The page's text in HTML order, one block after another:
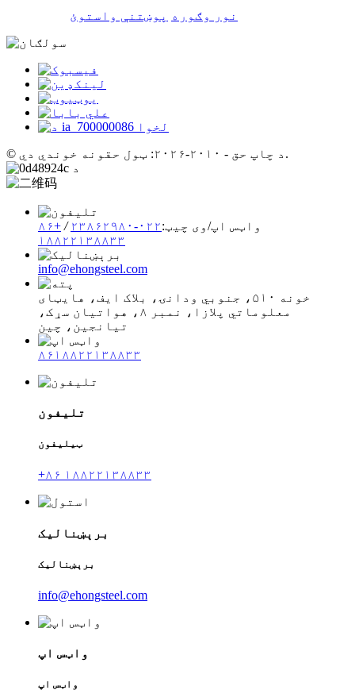
نور وګوره پوښتنې واستوئ
© د چاپ حق - ۲۰۱۰-۲۰۲۶: ټول حقونه خوندي دي.
واټس اپ/وی چیټ:۰۲۲-۲۳۸۶۲۹۸۰ /
+۸۶
۱۸۸۲۲۱۳۸۸۳۳
info@ehongsteel.com
خونه ۵۱۰، جنوبي ودانۍ، بلاک ایف، هایټای
معلوماتي پلازا، نمبر ۸، هواتیان سړک،
تیانجین، چین
۸۶۱۸۸۲۲۱۳۸۸۳۳
تلیفون
ټیلیفون
+۸۶ ۱۸۸۲۲۱۳۸۸۳۳
برېښنالیک
برېښنالیک
info@ehongsteel.com
واټس اپ
واټس اپ